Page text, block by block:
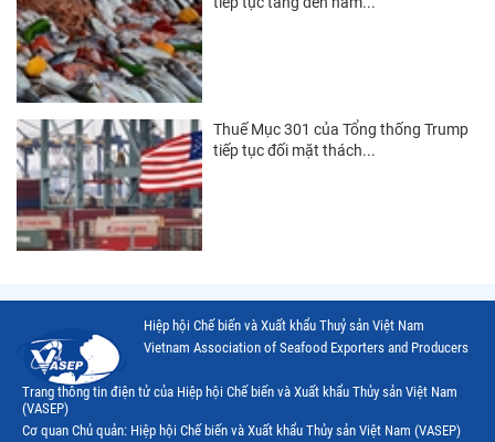
Thuế Mục 301 của Tổng thống Trump
tiếp tục đối mặt thách...
Hiệp hội Chế biến và Xuất khẩu Thuỷ sản Việt Nam
Vietnam Association of Seafood Exporters and Producers
Trang thông tin điện tử của Hiệp hội Chế biến và Xuất khẩu Thủy sản Việt Nam
(VASEP)
Cơ quan Chủ quản: Hiệp hội Chế biến và Xuất khẩu Thủy sản Việt Nam (VASEP)